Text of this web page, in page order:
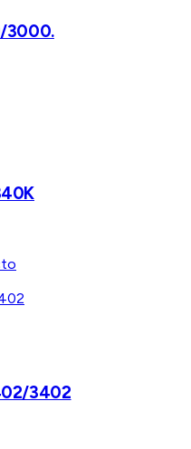
3000.
3402